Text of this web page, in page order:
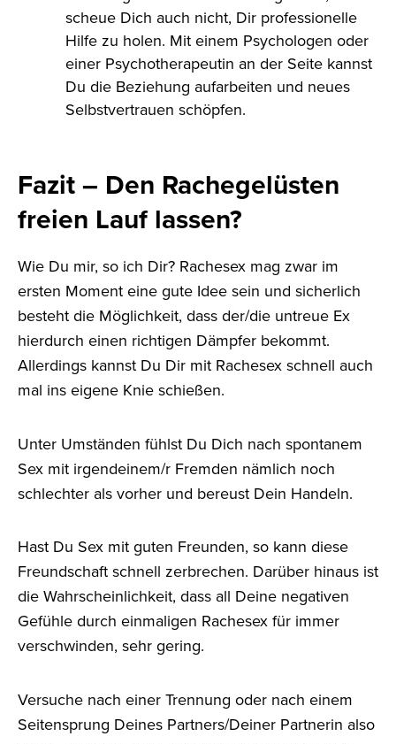
scheue Dich auch nicht, Dir professionelle
Hilfe zu holen. Mit einem Psychologen oder
einer Psychotherapeutin an der Seite kannst
Du die Beziehung aufarbeiten und neues
Selbstvertrauen schöpfen.
Fazit – Den Rachegelüsten
freien Lauf lassen?
Wie Du mir, so ich Dir? Rachesex mag zwar im
ersten Moment eine gute Idee sein und sicherlich
besteht die Möglichkeit, dass der/die untreue Ex
hierdurch einen richtigen Dämpfer bekommt.
Allerdings kannst Du Dir mit Rachesex schnell auch
mal ins eigene Knie schießen.
Unter Umständen fühlst Du Dich nach spontanem
Sex mit irgendeinem/r Fremden nämlich noch
schlechter als vorher und bereust Dein Handeln.
Hast Du Sex mit guten Freunden, so kann diese
Freundschaft schnell zerbrechen. Darüber hinaus ist
die Wahrscheinlichkeit, dass all Deine negativen
Gefühle durch einmaligen Rachesex für immer
verschwinden, sehr gering.
Versuche nach einer Trennung oder nach einem
Seitensprung Deines Partners/Deiner Partnerin also